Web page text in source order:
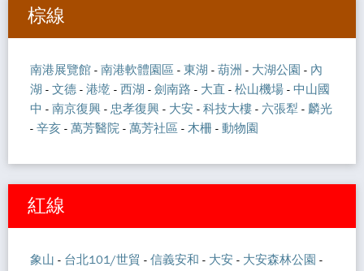
棕線
南港展覽館 - 南港軟體園區 - 東湖 - 葫洲 - 大湖公園 - 內
湖 - 文德 - 港墘 - 西湖 - 劍南路 - 大直 - 松山機場 - 中山國
中 - 南京復興 - 忠孝復興 - 大安 - 科技大樓 - 六張犁 - 麟光
- 辛亥 - 萬芳醫院 - 萬芳社區 - 木柵 - 動物園
紅線
象山 - 台北101/世貿 - 信義安和 - 大安 - 大安森林公園 -